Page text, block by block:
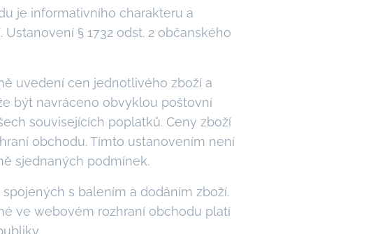
je informativního charakteru a
§ 1732 odst. 2 občanského
uvedení cen jednotlivého zboží a
být navráceno obvyklou poštovní
souvisejících poplatků. Ceny zboží
obchodu. Tímto ustanovením není
sjednaných podmínek.
s balením a dodáním zboží.
ve webovém rozhraní obchodu platí